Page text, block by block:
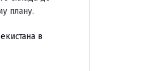
плану.
в